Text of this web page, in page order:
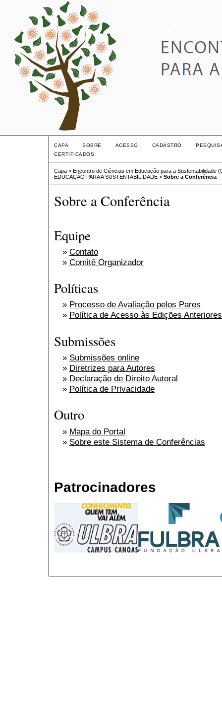
CAPA SOBRE ACESSO CADASTRO
CERTIFICADOS
Capa > Encontro de Ciências em Educação para a Sustentabilidade
EDUCAÇÃO PARA A SUSTENTABILIDADE > Sobre a Conferência
Sobre a Conferência
Equipe
» Contato
» Comitê Organizador
Políticas
» Processo de Avaliação pelos Pares
» Política de Acesso às Edições Anteriores
Submissões
» Submissões online
» Diretrizes para Autores
» Declaração de Direito Autoral
» Política de Privacidade
Outro
» Mapa do Portal
» Sobre este Sistema de Conferências
Patrocinadores